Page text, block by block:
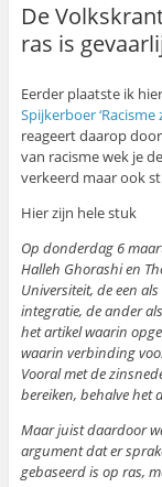
De
ras is
Eerder plaatste ik
Spijkerboer ‘Racisme
reageert daarop
van racisme wek je
verkeerd maar ook
Hier zijn hele stuk
Op donderdag 6
Halleh Ghorashi en
Universiteit, de een
integratie, de ander
het artikel waarin
waarin verbinding
Vooral met de
bereiken, behalve het
Maar juist daardoor
argument dat er
gebaseerd is op ras,